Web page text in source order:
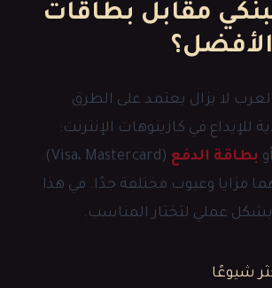
مقابل بطاقات
لا يزال يعتمد على الطرق
للإيداع في كازينوهات الإنترنت:
أو بطاقة الدفع
(Visa، Mastercard).
مزايا وعيوب مختلفة جدًا. في هذا
بشكل عملي لتختار المناسب.
شيوعًا